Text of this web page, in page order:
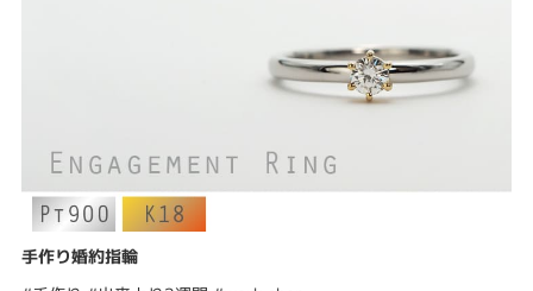
手作り婚約指輪